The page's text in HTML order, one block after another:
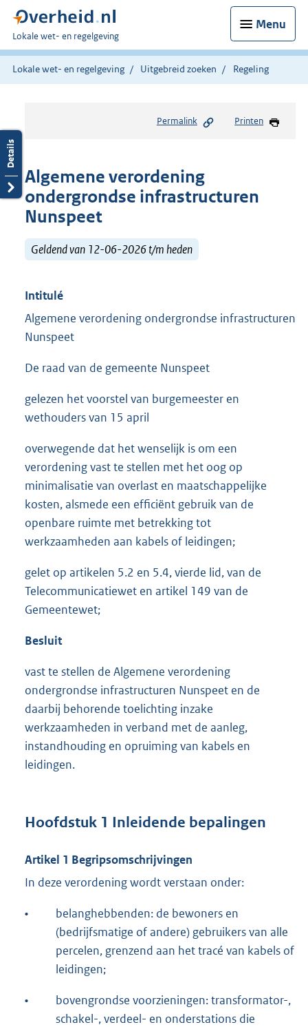
Menu
U
bent
hier:
Lokale wet- en regelgeving
Lokale wet- en regelgeving Uitgebreid zoeken Regeling
Permalink Printen
Algemene verordening
ondergrondse infrastructuren
Nunspeet
Geldend van 12-06-2026 t/m heden
Intitulé
Algemene verordening ondergrondse infrastructuren
Nunspeet
De raad van de gemeente Nunspeet
gelezen het voorstel van burgemeester en
wethouders van 15 april
overwegende dat het wenselijk is om een
verordening vast te stellen met het oog op
minimalisatie van overlast en maatschappelijke
kosten, alsmede een efficiënt gebruik van de
openbare ruimte met betrekking tot
werkzaamheden aan kabels of leidingen;
gelet op artikelen 5.2 en 5.4, vierde lid, van de
Telecommunicatiewet en artikel 149 van de
Gemeentewet;
Besluit
vast te stellen de Algemene verordening
ondergrondse infrastructuren Nunspeet en de
daarbij behorende toelichting inzake
werkzaamheden in verband met de aanleg,
instandhouding en opruiming van kabels en
leidingen.
Hoofdstuk 1 Inleidende bepalingen
Artikel 1 Begripsomschrijvingen
In deze verordening wordt verstaan onder:
•
belanghebbenden: de bewoners en
(bedrijfsmatige of andere) gebruikers van alle
percelen, grenzend aan het tracé van kabels of
leidingen;
•
bovengrondse voorzieningen: transformator-,
schakel-, verdeel- en onderstations die